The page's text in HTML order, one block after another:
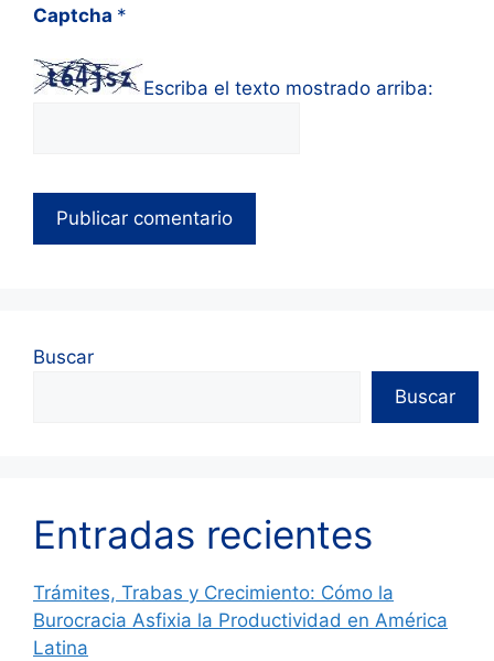
Captcha *
Escriba el texto mostrado arriba:
Buscar
Buscar
Entradas recientes
Trámites, Trabas y Crecimiento: Cómo la
Burocracia Asfixia la Productividad en América
Latina